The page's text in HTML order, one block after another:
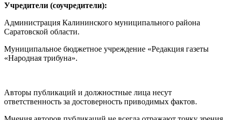
Учредители (соучредители):
Администрация Калининского муниципального района
Саратовской области.
Муниципальное бюджетное учреждение «Редакция газеты
«Народная трибуна».
Авторы публикаций и должностные лица несут
ответственность за достоверность приводимых фактов.